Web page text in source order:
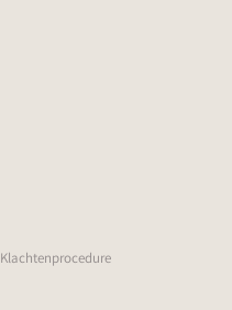
Klachtenprocedure